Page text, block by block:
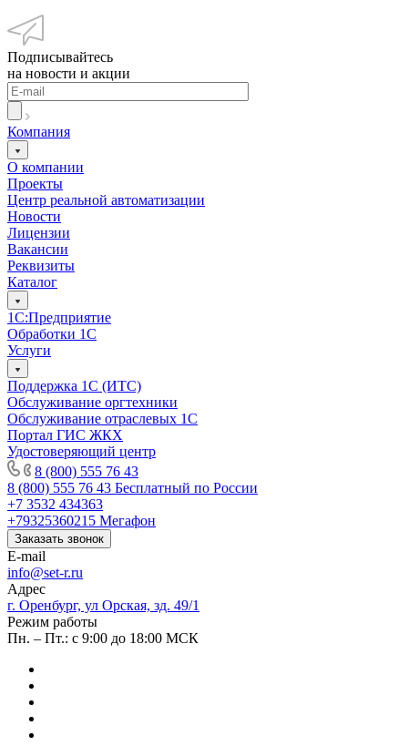
Подписывайтесь
на новости и акции
Компания
О компании
Проекты
Центр реальной автоматизации
Новости
Лицензии
Вакансии
Реквизиты
Каталог
1С:Предприятие
Обработки 1С
Услуги
Поддержка 1С (ИТС)
Обслуживание оргтехники
Обслуживание отраслевых 1С
Портал ГИС ЖКХ
Удостоверяющий центр
8 (800) 555 76 43
8 (800) 555 76 43 Бесплатный по России
+7 3532 434363
+79325360215 Мегафон
Заказать звонок
E-mail
info@set-r.ru
Адрес
г. Оренбург, ул Орская, зд. 49/1
Режим работы
Пн. – Пт.: с 9:00 до 18:00 МСК